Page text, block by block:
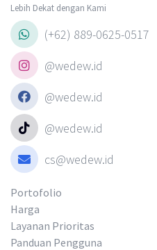
Lebih Dekat dengan Kami
(+62) 889-0625-0517
@wedew.id
@wedew.id
@wedew.id
cs@wedew.id
Portofolio
Harga
Layanan Prioritas
Panduan Pengguna